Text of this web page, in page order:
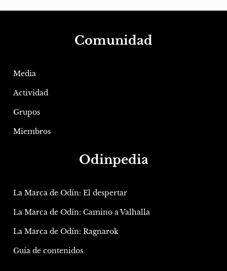
Comunidad
Media
Actividad
Grupos
Miembros
Odinpedia
La Marca de Odín: El despertar
La Marca de Odín: Camino a Valhalla
La Marca de Odín: Ragnarok
Guía de contenidos